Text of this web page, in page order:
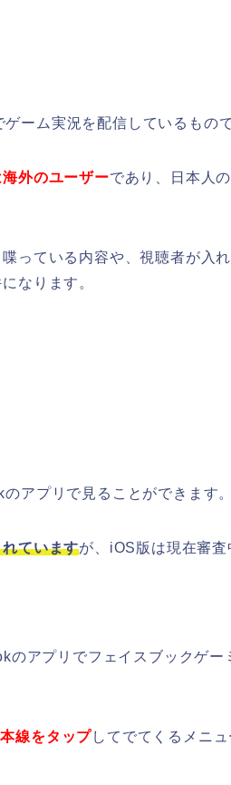
ーム実況を配信しているもので
外のユーザーであり、日本人
っている内容や、視聴者が入
なります。
アプリで見ることができます。
ていますが、iOS版は現在審査
アプリでフェイスブックゲー
線をタップしてでてくるメニ